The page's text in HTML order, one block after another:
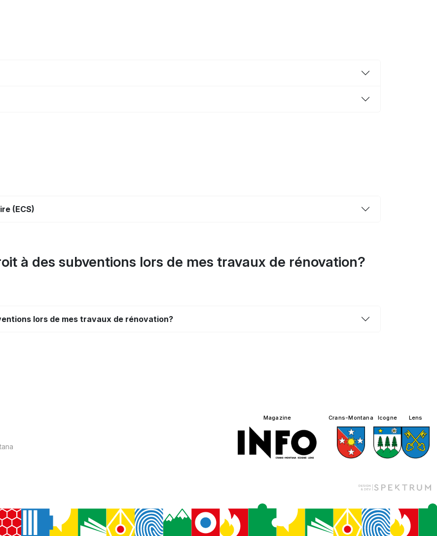
(ECS)
à des subventions lors de mes travaux de rénovation?
lors de mes travaux de rénovation?
Magazine Crans-Montana Icogne Lens